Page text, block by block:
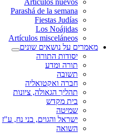
Artículos nuevos
Parashá de la semana
Fiestas Judías
Los Noájidas
Artículos misceláneos
מאמרים על נושאים שונים
יסודות התורה
תורה ומדע
תשובה
חברה ואקטואליה
תהליך הגאולה, ציונות
בית מקדש
שמיטה
ישראל והגוים, בני נח, ע"ז
השואה